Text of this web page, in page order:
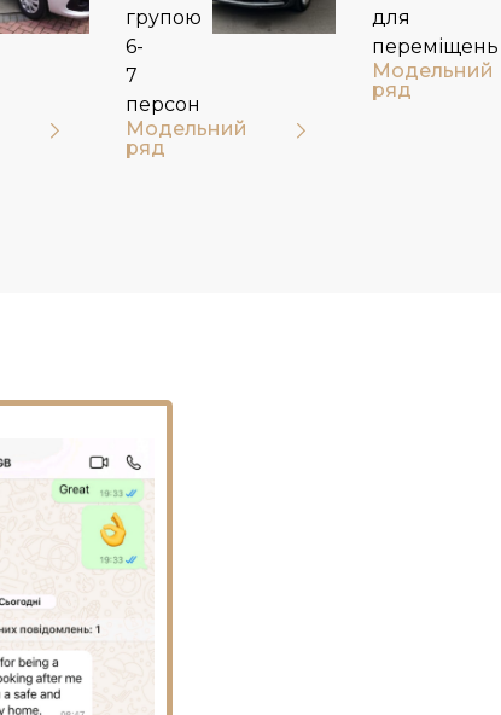
групою
6-
7
персон
Модельний
ряд
для
переміщень
Модельний
ряд